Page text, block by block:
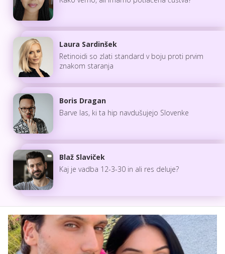
Laura Sardinšek
Retinoidi so zlati standard v boju proti prvim
znakom staranja
Boris Dragan
Barve las, ki ta hip navdušujejo Slovenke
Blaž Slaviček
Kaj je vadba 12-3-30 in ali res deluje?